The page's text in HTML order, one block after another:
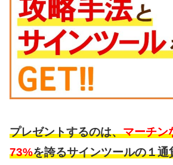
プレゼントするのは、マーチン
73%を誇るサインツールの１通